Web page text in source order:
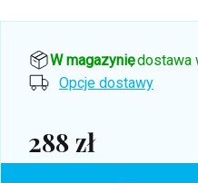
W magazynie, dostawa
Opcje dostawy
288 zł
Cena